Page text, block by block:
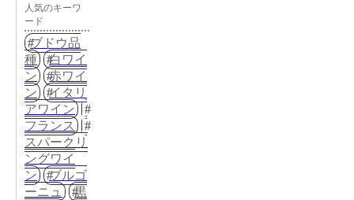
人気のキーワ
ード
ブドウ品
種
白ワイ
ン
赤ワイ
ン
イタリ
アワイン
フランス
スパークリ
ングワイ
ン
ブルゴ
ーニュ
黒